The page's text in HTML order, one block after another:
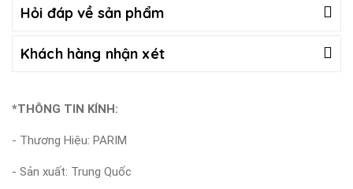
Hỏi đáp về sản phẩm
Khách hàng nhận xét
*THÔNG TIN KÍNH:
- Thương Hiệu: PARIM
- Sản xuất: Trung Quốc